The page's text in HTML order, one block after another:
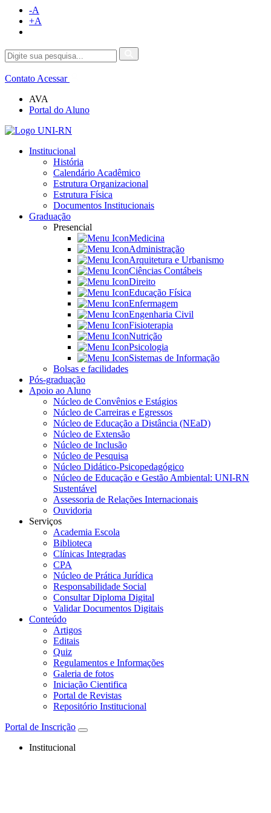
-A
+A
Contato Acessar
AVA
Portal do Aluno
Institucional
História
Calendário Acadêmico
Estrutura Organizacional
Estrutura Física
Documentos Institucionais
Graduação
Presencial
Medicina
Administração
Arquitetura e Urbanismo
Ciências Contábeis
Direito
Educação Física
Enfermagem
Engenharia Civil
Fisioterapia
Nutrição
Psicologia
Sistemas de Informação
Bolsas e facilidades
Pós-graduação
Apoio ao Aluno
Núcleo de Convênios e Estágios
Núcleo de Carreiras e Egressos
Núcleo de Educação a Distância (NEaD)
Núcleo de Extensão
Núcleo de Inclusão
Núcleo de Pesquisa
Núcleo Didático-Psicopedagógico
Núcleo de Educação e Gestão Ambiental: UNI-RN
Sustentável
Assessoria de Relações Internacionais
Ouvidoria
Serviços
Academia Escola
Biblioteca
Clínicas Integradas
CPA
Núcleo de Prática Jurídica
Responsabilidade Social
Consultar Diploma Digital
Validar Documentos Digitais
Conteúdo
Artigos
Editais
Quiz
Regulamentos e Informações
Galeria de fotos
Iniciação Cientifica
Portal de Revistas
Repositório Institucional
Portal de Inscrição
Institucional